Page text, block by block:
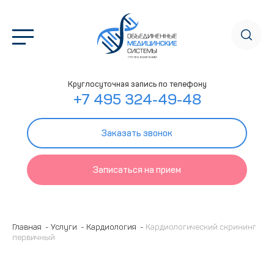
Заказать звонок
Записаться на прием
Круглосуточная запись по телефону
+7 495 324-49-48
Главная Услуги Кардиология
Кардиологический скрининг
первичный